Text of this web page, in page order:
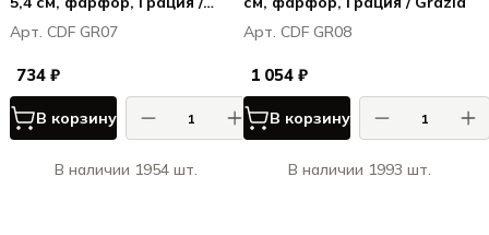
Grazia
Арт. CDF GR07
734 ₽
В корзину
В наличии 1954 шт.
Арт. CDF GR08
1 054 ₽
В корзину
В наличии 1993 шт.